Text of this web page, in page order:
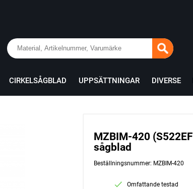
CIRKELSÅGBLAD UPPSÄTTNINGAR DIVERSE
MZBIM-420
sågblad
Beställningsnummer: MZBIM-420
Omfattande testad